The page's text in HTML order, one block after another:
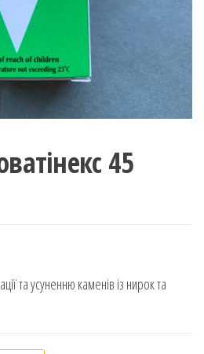
45
та усуненню каменів із нирок та